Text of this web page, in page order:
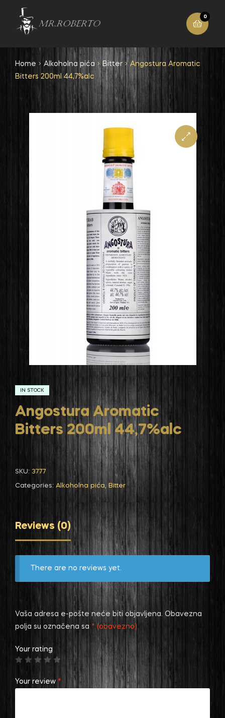
0
Home Alkoholna pića Bitter
Angostura Aromatic
Bitters 200ml 44,7%alc
IN STOCK
Angostura Aromatic
Bitters 200ml 44,7%alc
SKU: 3777
Categories: Alkoholna pića, Bitter
Reviews (0)
There are no reviews yet.
Vaša adresa e-pošte neće biti objavljena. Obavezna
polja su označena sa* (obavezno)
Your rating
Your review *